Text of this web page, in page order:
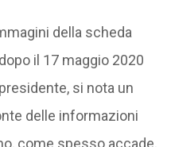
della scheda
il 17 maggio 2020
si nota un
delle informazioni
come spesso accade,